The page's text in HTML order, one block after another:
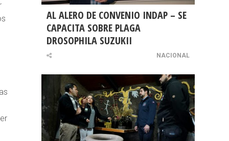
AL ALERO DE CONVENIO INDAP – SE
CAPACITA SOBRE PLAGA
DROSOPHILA SUZUKII
NACIONAL